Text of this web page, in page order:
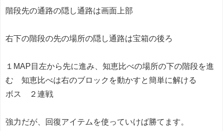
階段先の通路の隠し通路は画面上部
右下の階段の先の場所の隠し通路は宝箱の後ろ
１MAP目左から先に進み、知恵比べの場所の下の階段を進
む 知恵比べは右のブロックを動かすと簡単に解ける
ボス ２連戦
強力だが、回復アイテムを使っていけば勝てます。